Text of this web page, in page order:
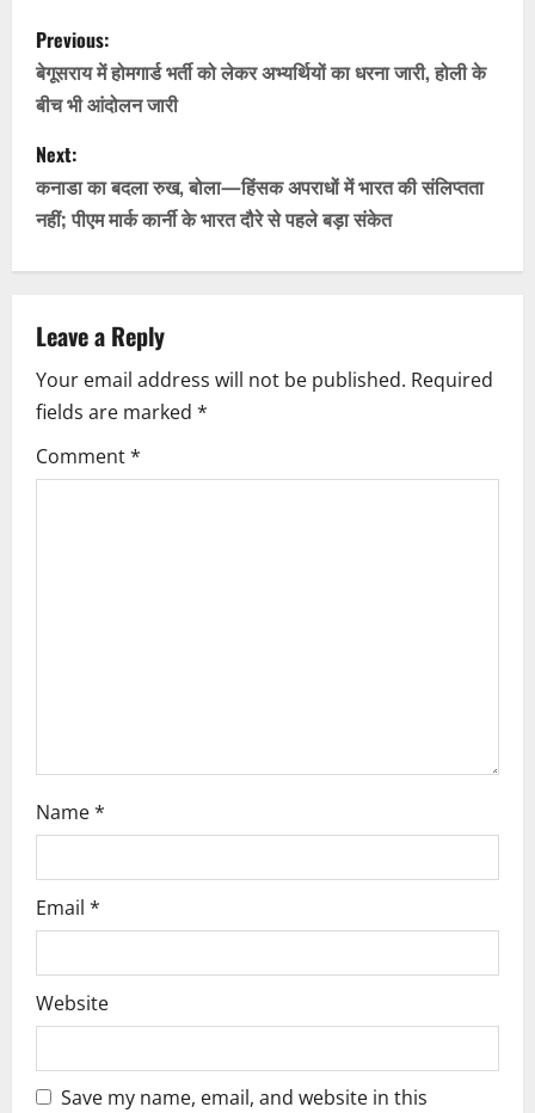
P
o
s
t
n
a
v
i
g
a
Previous:
बेगूसराय में होमगार्ड भर्ती को लेकर अभ्यर्थियों का धरना जारी, होली के
बीच भी आंदोलन जारी
Next:
कनाडा का बदला रुख, बोला—हिंसक अपराधों में भारत की संलिप्तता
नहीं; पीएम मार्क कार्नी के भारत दौरे से पहले बड़ा संकेत
Leave a Reply
Your email address will not be published. Required
fields are marked *
Comment*
Name*
Email *
Website
Save my name, email, and website in this